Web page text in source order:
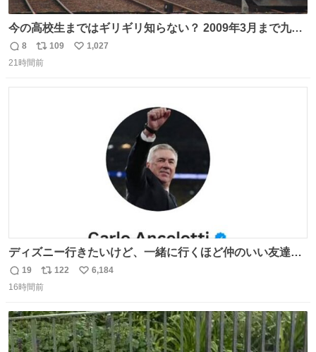
今の高校生まではギリギリ知らない？ 2009年3月まで九州
に寝台特急が走っていたことを
返
信
8
リ
ポ
109
い
1,027
21時間前
ディズニー行きたいけど、一緒に行くほど仲のいい友達が
居ない… ほんでこれ
返
信
19
リ
ポ
ト
数
122
い
数
6,184
16時間前